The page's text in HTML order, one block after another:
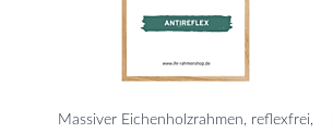
Massiver Eichenholzrahmen, reflexfrei,